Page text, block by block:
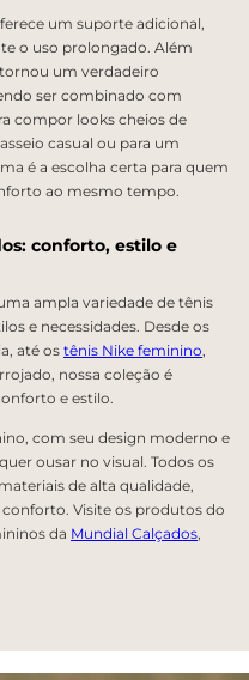
um suporte adicional,
o uso prolongado. Além
um verdadeiro
ser combinado com
compor looks cheios de
casual ou para um
é a escolha certa para quem
ao mesmo tempo.
conforto, estilo e
ampla variedade de tênis
e necessidades. Desde os
até os tênis Nike feminino,
nossa coleção é
e estilo.
com seu design moderno e
ousar no visual. Todos os
de alta qualidade,
Visite os produtos do
da Mundial Calçados,